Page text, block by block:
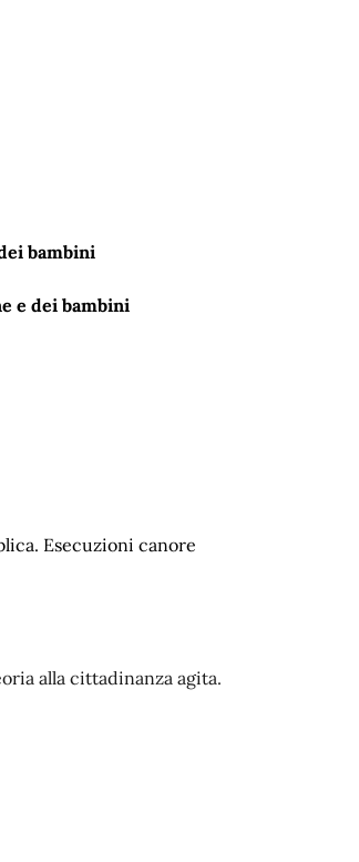
bambini
e dei bambini
Esecuzioni canore
alla cittadinanza agita.